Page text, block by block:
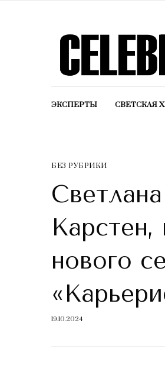
ЭКСПЕРТЫ СВЕТСКАЯ
БЕЗ РУБРИКИ
Карстен,
нового
19.10.2024